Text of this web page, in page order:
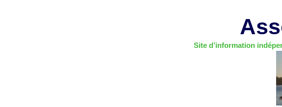
Site d’information